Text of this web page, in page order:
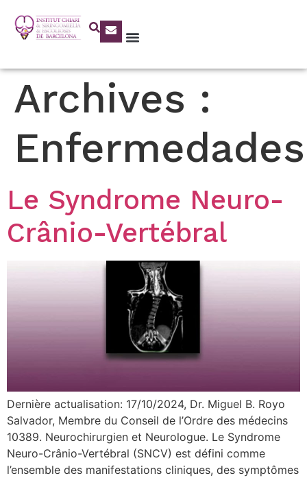
Archives :
Enfermedades
Le Syndrome Neuro-
Crânio-Vertébral
Dernière actualisation: 17/10/2024, Dr. Miguel B. Royo
Salvador, Membre du Conseil de l’Ordre des médecins
10389. Neurochirurgien et Neurologue. Le Syndrome
Neuro-Crânio-Vertébral (SNCV) est défini comme
l’ensemble des manifestations cliniques, des symptômes